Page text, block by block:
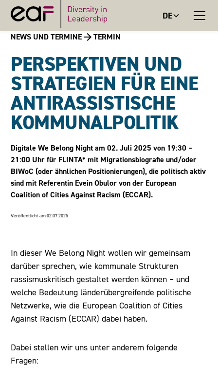
DE
NEWS UND TERMINE TERMIN
PERSPEKTIVEN UND
STRATEGIEN FÜR EINE
ANTIRASSISTISCHE
KOMMUNALPOLITIK
Digitale We Belong Night am 02. Juli 2025 von 19:30 –
21:00 Uhr für FLINTA* mit Migrationsbiografie und/oder
BIWoC (oder ähnlichen Positionierungen), die politisch aktiv
sind mit Referentin Evein Obulor von der European
Coalition of Cities Against Racism (ECCAR).
Veröffentlicht am:02.07.2025
In dieser We Belong Night wollen wir gemeinsam
darüber sprechen, wie kommunale Strukturen
rassismuskritisch gestaltet werden können – und
welche Bedeutung länderübergreifende politische
Netzwerke, wie die European Coalition of Cities
Against Racism (ECCAR) dabei haben.
Dabei stellen wir uns unter anderem folgende
Fragen: